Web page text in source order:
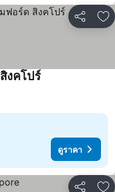
แชร์ เ
งคโปร์
ดูราคา